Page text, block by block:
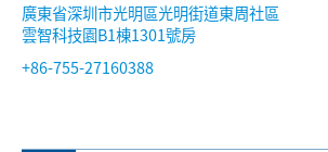
廣東省深圳市光明區光明街道東周社區
雲智科技園B1棟1301號房
+86-755-27160388